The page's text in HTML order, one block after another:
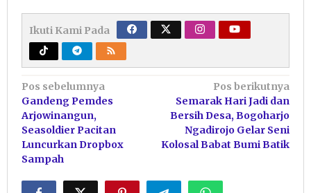
Ikuti Kami Pada
Navigasi
pos
Pos sebelumnya
Gandeng Pemdes
Arjowinangun,
Seasoldier Pacitan
Luncurkan Dropbox
Sampah
Pos berikutnya
Semarak Hari Jadi dan
Bersih Desa, Bogoharjo
Ngadirojo Gelar Seni
Kolosal Babat Bumi Batik